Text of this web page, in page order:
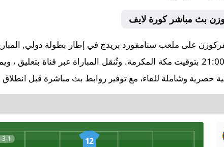
بث مباشر كورة لايف
صافرة البداية في تمام الساعة 21:00 بتوقيت مكة المكرمة. وتُنقل المباراة
حصرية وشاملة للقاء، مع توفير روابط بث مباشرة قبل
3-1 12